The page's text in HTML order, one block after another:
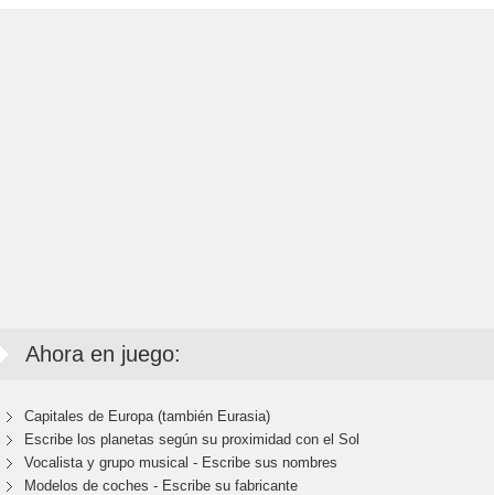
Ahora en juego:
Capitales de Europa (también Eurasia)
Escribe los planetas según su proximidad con el Sol
Vocalista y grupo musical - Escribe sus nombres
Modelos de coches - Escribe su fabricante